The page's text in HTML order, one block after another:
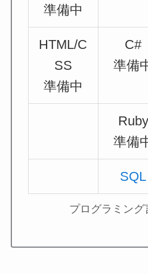
準備中
HTML/C
SS
準備中
C#
準備
Ruby
準備
SQL
プログラミン